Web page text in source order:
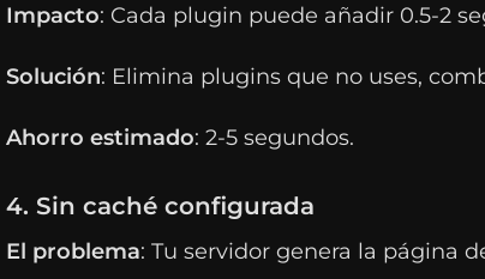
Impacto: Cada plugin puede añadir 0.5-2
Solución: Elimina plugins que no uses,
Ahorro estimado: 2-5 segundos.
4. Sin caché configurada
El problema: Tu servidor genera la página